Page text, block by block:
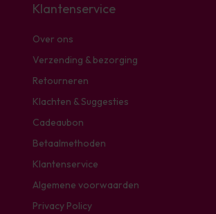
Klantenservice
Over ons
Verzending & bezorging
Retourneren
Klachten & Suggesties
Cadeaubon
Betaalmethoden
Klantenservice
Algemene voorwaarden
Privacy Policy